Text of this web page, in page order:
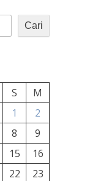
Cari
S
M
1
2
8
9
15
16
22
23